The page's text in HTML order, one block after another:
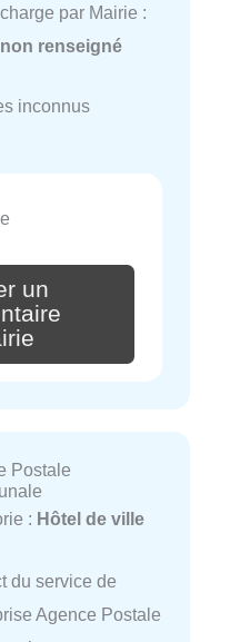
charge par Mairie :
non renseigné
inconnus
un
Postale
: Hôtel de ville
du service de
Agence Postale